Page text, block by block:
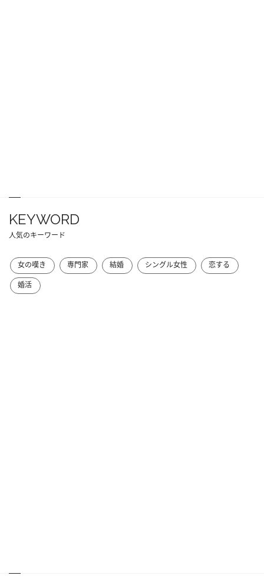
KEYWORD
人気のキーワード
女の嘆き 専門家 結婚 シングル女性
恋する
婚活